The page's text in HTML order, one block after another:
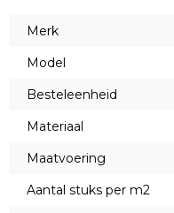
Merk
Model
Besteleenheid
Materiaal
Maatvoering
Aantal stuks per m2